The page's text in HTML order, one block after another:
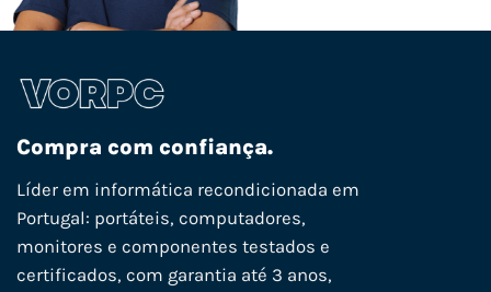
Compra com confiança.
Líder em informática recondicionada em
Portugal: portáteis, computadores,
monitores e componentes testados e
certificados, com garantia até 3 anos,